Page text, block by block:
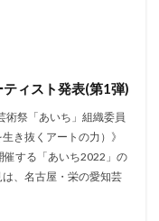
ィスト発表(第1弾)
祭「あいち」組織委員
き抜くアートの力）》
催する「あいち2022」の
、名古屋・栄の愛知芸